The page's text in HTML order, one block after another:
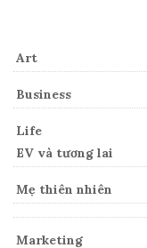
Art
Business
Life
EV và tương lai
Mẹ thiên nhiên
Marketing